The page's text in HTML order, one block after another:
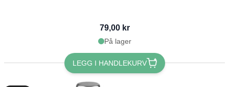
79,00 kr
På lager
LEGG I HANDLEKURV